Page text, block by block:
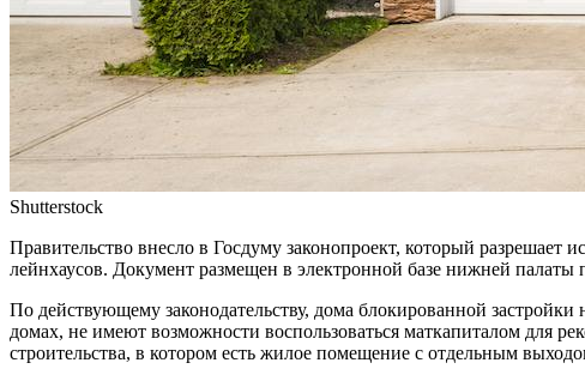
Shutterstock
Правительство внесло в Госдуму законопроект, который
лейнхаусов. Документ размещен в электронной базе нижней палаты
По действующему законодательству, дома блокированной
домах, не имеют возможности воспользоваться маткапиталом для
строительства, в котором есть жилое помещение с отдельным